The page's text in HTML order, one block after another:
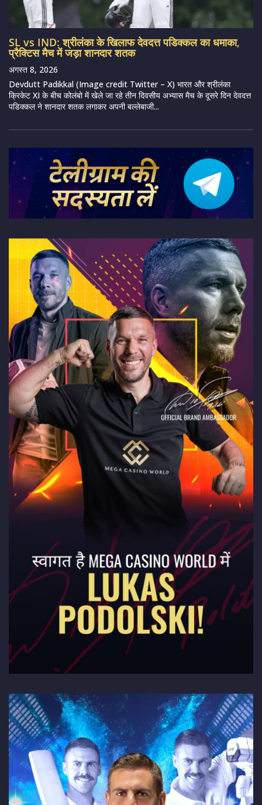
SL vs IND: श्रीलंका के खिलाफ देवदत्त पडिक्कल का धमाका,
प्रैक्टिस मैच में जड़ा शानदार शतक
अगस्त 8, 2026
Devdutt Padikkal (Image credit Twitter – X) भारत और श्रीलंका
क्रिकेट XI के बीच कोलंबो में खेले जा रहे तीन दिवसीय अभ्यास मैच के दूसरे दिन देवदत्त
पडिक्कल ने शानदार शतक लगाकर अपनी बल्लेबाजी...